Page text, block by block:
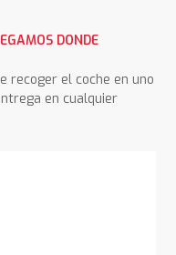
DONDE
recoger el coche en uno
en cualquier